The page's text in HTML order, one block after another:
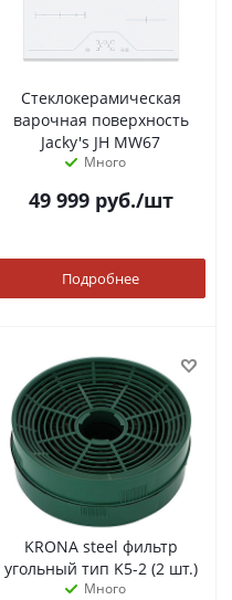
Стеклокерамическая
варочная поверхность
Jacky's JH MW67
Много
49 999руб./шт
Подробнее
KRONA steel фильтр
угольный тип K5-2 (2 шт.)
Много